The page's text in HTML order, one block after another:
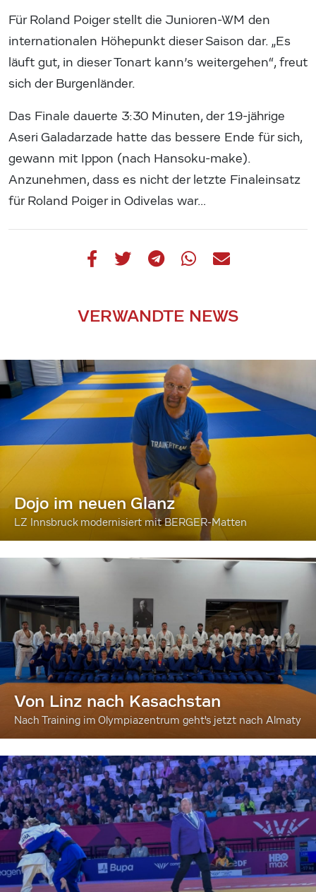
Für Roland Poiger stellt die Junioren-WM den
internationalen Höhepunkt dieser Saison dar. „Es
läuft gut, in dieser Tonart kann’s weitergehen“, freut
sich der Burgenländer.
Das Finale dauerte 3:30 Minuten, der 19-jährige
Aseri Galadarzade hatte das bessere Ende für sich,
gewann mit Ippon (nach Hansoku-make).
Anzunehmen, dass es nicht der letzte Finaleinsatz
für Roland Poiger in Odivelas war…
VERWANDTE NEWS
Dojo im neuen Glanz
LZ Innsbruck modernisiert mit BERGER-Matten
Von Linz nach Kasachstan
Nach Training im Olympiazentrum geht's jetzt nach Almaty